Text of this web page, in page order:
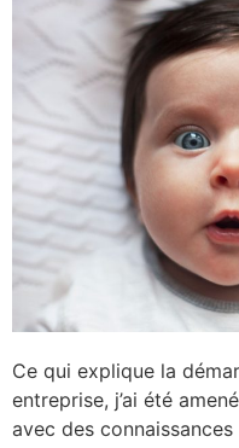
Ce qui explique la
entreprise, j’ai été
avec des